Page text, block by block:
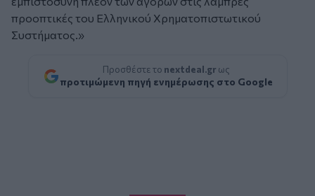
προοπτικές του Ελληνικού Χρηματοπιστωτικού
Συστήματος.»
Προσθέστε το nextdeal.gr ως
προτιμώμενη πηγή ενημέρωσης στο Google